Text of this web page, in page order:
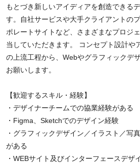
もとづき新しいアイディアを創造できる
す。自社サービスや大手クライアントの
ポレートサイトなど、さまざまなプロジ
当していただきます。 コンセプト設計や
の上流工程から、Webやグラフィックデ
お願いします。
【歓迎するスキル・経験】
・デザイナーチームでの協業経験がある
・Figma、Sketchでのデザイン経験
・グラフィックデザイン／イラスト／写
がある
・WEBサイト及びインターフェースデザ